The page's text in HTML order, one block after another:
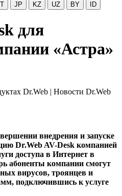
IT JP KZ UZ BY ID
для
«Астра»
Dr.Web | Новости Dr.Web
внедрения и запуске
Dr.Web AV-Desk компанией
доступа в Интернет в
абоненты компании смогут
вирусов, троянцев и
подключившись к услуге